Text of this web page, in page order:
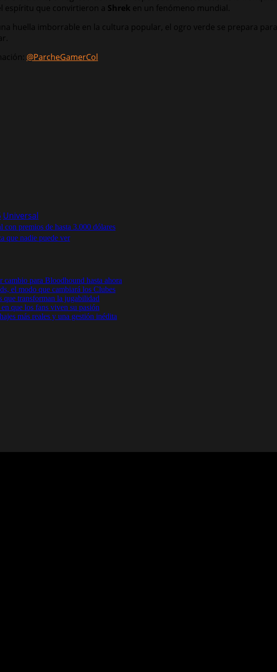
espíritu que convirtieron a Shrek en un fenómeno mundial.
huella imborrable en la cultura popular, el ogro verde se prepara
@ParcheGamerCol
Universal
premios de hasta 3.000 dólares
que nadie puede ver
para Bloodhound hasta ahora
el modo que cambiará los Clubes
que transforman la jugabilidad
que los fans viven su pasión
más reales y una gestión inédita